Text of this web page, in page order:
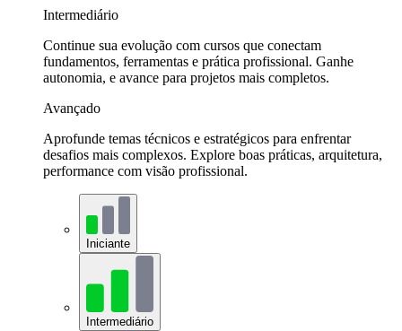
Intermediário
Continue sua evolução com cursos que conectam
fundamentos, ferramentas e prática profissional. Ganhe
autonomia, e avance para projetos mais completos.
Avançado
Aprofunde temas técnicos e estratégicos para enfrentar
desafios mais complexos. Explore boas práticas, arquitetura,
performance com visão profissional.
Iniciante
Intermediário